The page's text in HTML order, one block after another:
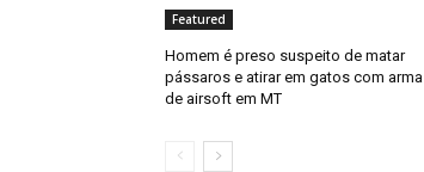
Featured
Homem é preso suspeito de matar
pássaros e atirar em gatos com arma
de airsoft em MT